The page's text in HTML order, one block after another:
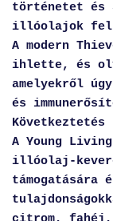
történetet és
illóolajok
A modern
ihlette, és
amelyekről
és
Következtetés
A Young
illóolaj-